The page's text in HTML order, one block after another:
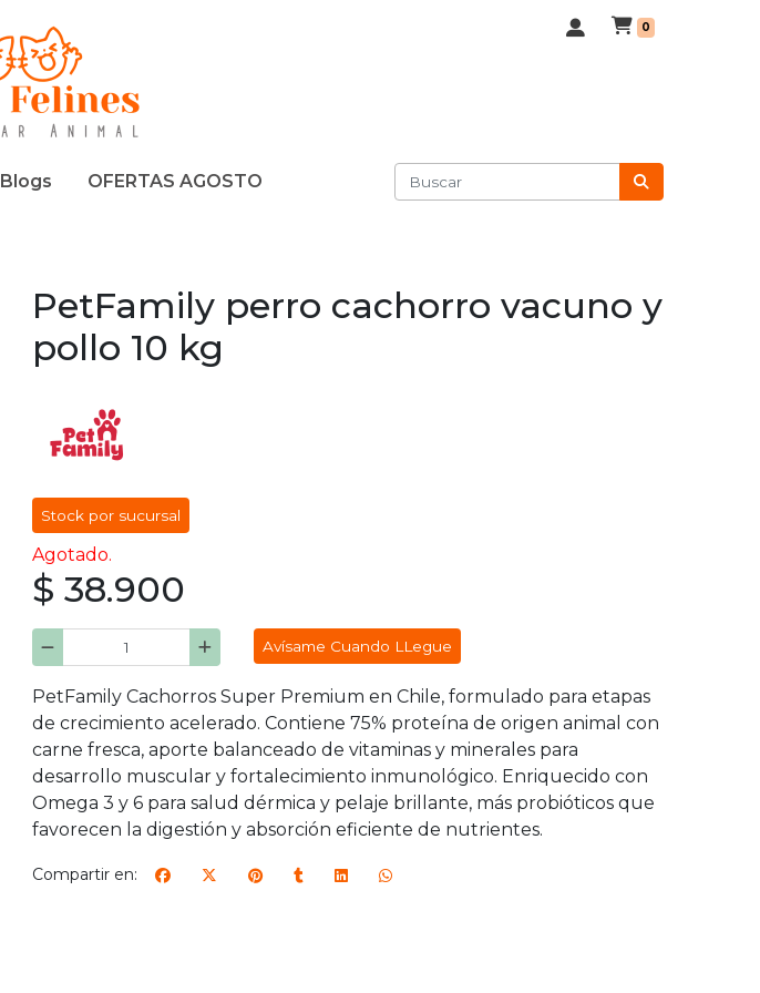
0
Blogs OFERTAS AGOSTO
PetFamily perro cachorro vacuno y
pollo 10 kg
Stock por sucursal
Agotado.
$ 38.900
Avísame Cuando LLegue
PetFamily Cachorros Super Premium en Chile, formulado para etapas
de crecimiento acelerado. Contiene 75% proteína de origen animal con
carne fresca, aporte balanceado de vitaminas y minerales para
desarrollo muscular y fortalecimiento inmunológico. Enriquecido con
Omega 3 y 6 para salud dérmica y pelaje brillante, más probióticos que
favorecen la digestión y absorción eficiente de nutrientes.
Compartir en: